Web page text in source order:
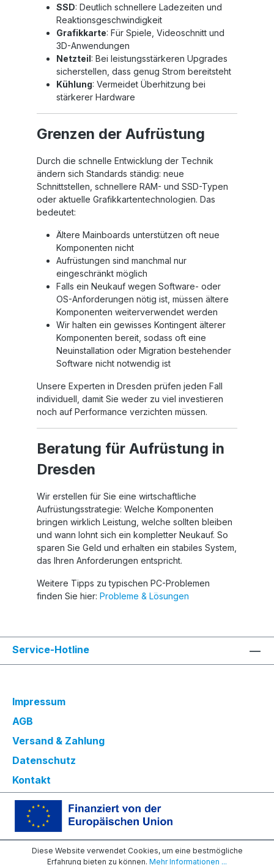
SSD: Deutlich schnellere Ladezeiten und
Reaktionsgeschwindigkeit
Grafikkarte: Für Spiele, Videoschnitt und
3D-Anwendungen
Netzteil: Bei leistungsstärkeren Upgrades
sicherstellen, dass genug Strom bereitsteht
Kühlung: Vermeidet Überhitzung bei
stärkerer Hardware
Grenzen der Aufrüstung
Durch die schnelle Entwicklung der Technik
ändern sich Standards ständig: neue
Schnittstellen, schnellere RAM- und SSD-Typen
oder aktuelle Grafikkartentechnologien. Das
bedeutet:
Ältere Mainboards unterstützen oft neue
Komponenten nicht
Aufrüstungen sind manchmal nur
eingeschränkt möglich
Falls ein Neukauf wegen Software- oder
OS-Anforderungen nötig ist, müssen ältere
Komponenten weiterverwendet werden
Wir halten ein gewisses Kontingent älterer
Komponenten bereit, sodass oft eine
Neuinstallation oder Migration bestehender
Software nicht notwendig ist
Unsere Experten in Dresden prüfen jeden Fall
individuell, damit Sie weder zu viel investieren
noch auf Performance verzichten müssen.
Beratung für Aufrüstung in
Dresden
Wir erstellen für Sie eine wirtschaftliche
Aufrüstungsstrategie: Welche Komponenten
bringen wirklich Leistung, welche sollten bleiben
und wann lohnt sich ein kompletter Neukauf. So
sparen Sie Geld und erhalten ein stabiles System,
das Ihren Anforderungen entspricht.
Weitere Tipps zu typischen PC-Problemen
finden Sie hier: Probleme & Lösungen
Service-Hotline
Impressum
AGB
Versand & Zahlung
Datenschutz
Kontakt
Diese Website verwendet Cookies, um eine bestmögliche
Erfahrung bieten zu können. Mehr Informationen ...